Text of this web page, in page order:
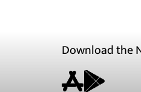
Download the